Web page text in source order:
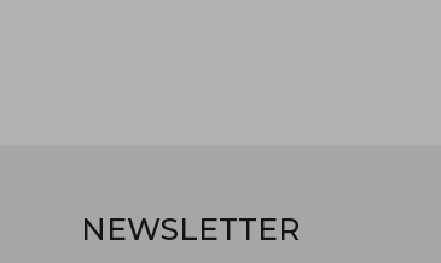
NEWSLETTER